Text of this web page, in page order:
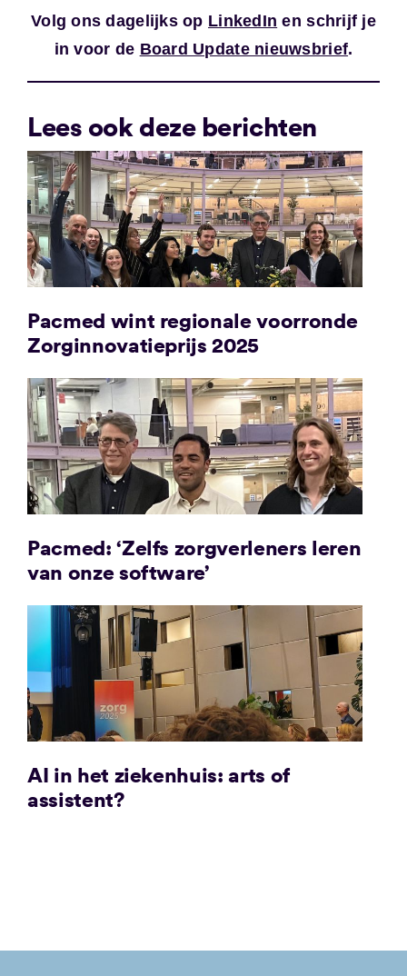
Volg ons dagelijks op LinkedIn en schrijf je
in voor de Board Update nieuwsbrief.
Lees ook deze berichten
Pacmed wint regionale voorronde
Zorginnovatieprijs 2025
Pacmed: ‘Zelfs zorgverleners leren
van onze software’
AI in het ziekenhuis: arts of
assistent?